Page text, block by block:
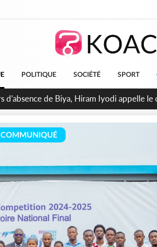
POLITIQUE SOCIÉTÉ SPORT
la pagaille au PDCI-RDA, Lessiehi bannit
COMMUNIQUÉ